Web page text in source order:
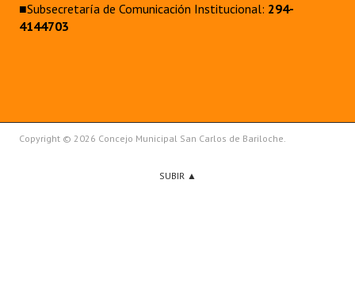
■Subsecretaría de Comunicación Institucional: 294-
4144703
Copyright © 2026 Concejo Municipal San Carlos de Bariloche.
SUBIR ▲